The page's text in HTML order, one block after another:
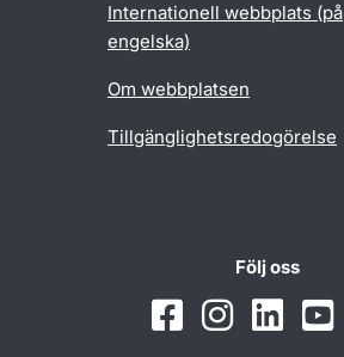
Internationell webbplats (på
engelska)
Om webbplatsen
Tillgänglighetsredogörelse
Följ oss